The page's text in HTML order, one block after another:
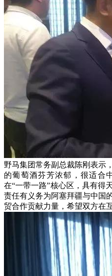
野马集团常务副总裁陈刚表示
的葡萄酒芬芳浓郁，很适合
在“一带一路”核心区，具有得
责任有义务为阿塞拜疆与中国
贸合作贡献力量，希望双方在